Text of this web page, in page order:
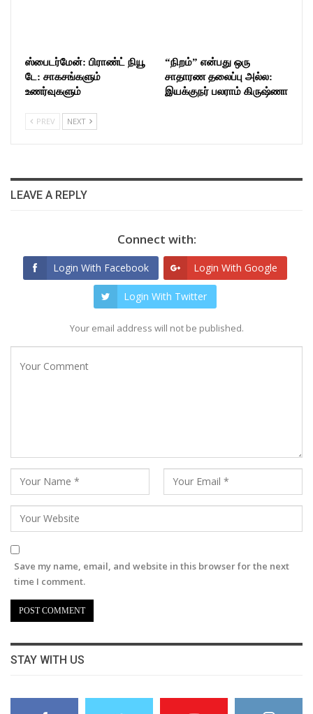
ஸ்பைடர்மேன்: பிராண்ட் நியூ
டே: சாகசங்களும்
உணர்வுகளும்
“நிறம்” என்பது ஒரு
சாதாரண தலைப்பு அல்ல:
இயக்குநர் பலராம் கிருஷ்ணா
PREV NEXT
LEAVE A REPLY
Connect with:
Login With Facebook Login With Google
Login With Twitter
Your email address will not be published.
Save my name, email, and website in this browser for the next
time I comment.
STAY WITH US